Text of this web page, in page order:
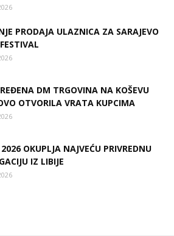
PRODAJA ULAZNICA ZA SARAJEVO
DM TRGOVINA NA KOŠEVU
OTVORILA VRATA KUPCIMA
2026 OKUPLJA NAJVEĆU PRIVREDNU
IZ LIBIJE